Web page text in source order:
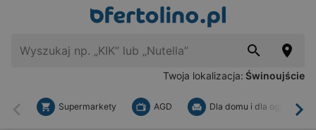
Twoja lokalizacja: Świnoujście
Wstecz
Supermarkety AGD Dla domu i dla ogrodu